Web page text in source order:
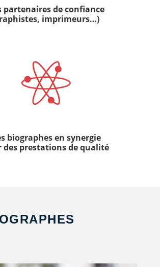
partenaires de confiance
imprimeurs…)
biographes en synergie
des prestations de qualité